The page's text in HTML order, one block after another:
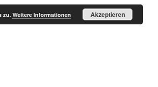
zu. Weitere Informationen Akzeptieren